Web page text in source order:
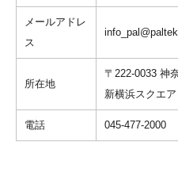
メールアドレ
ス
所在地
〒222-0033 神
新横浜スクエ
電話 045-477-2000